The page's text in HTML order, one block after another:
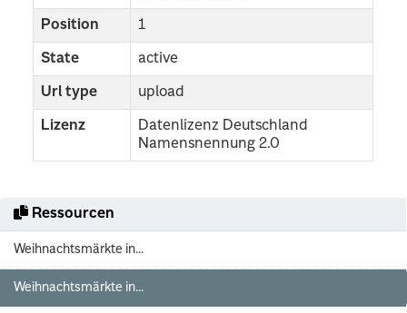
Ressourcen
Weihnachtsmärkte in...
Weihnachtsmärkte in...
Position 1
State active
Url type upload
Lizenz
Datenlizenz Deutschland
Namensnennung 2.0